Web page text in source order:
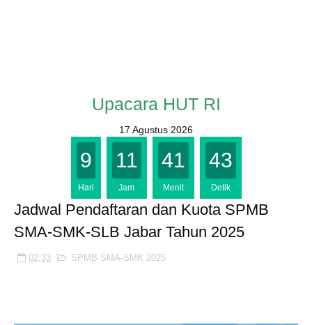
Upacara HUT RI
17 Agustus 2026
9
Hari
11
Jam
41
Menit
43
Detik
Jadwal Pendaftaran dan Kuota SPMB
SMA-SMK-SLB Jabar Tahun 2025
02:33 SPMB SMA-SMK 2025